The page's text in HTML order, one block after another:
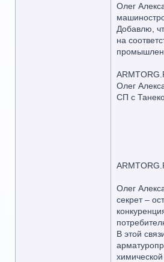
Олег
Добавлю,
на
Олег
СП с
Олег
секрет –
В этой